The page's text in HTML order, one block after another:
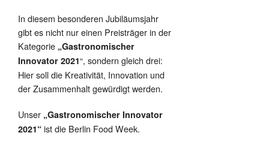
In diesem besonderen Jubiläumsjahr
gibt es nicht nur einen Preisträger in der
Kategorie „Gastronomischer
Innovator 2021“, sondern gleich drei:
Hier soll die Kreativität, Innovation und
der Zusammenhalt gewürdigt werden.
Unser „Gastronomischer Innovator
2021“ ist die Berlin Food Week.